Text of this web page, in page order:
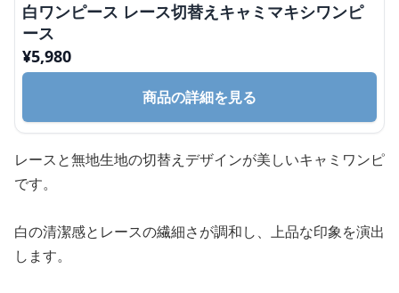
白ワンピース レース切替えキャミマキシワンピ
ース
¥5,980
商品の詳細を見る
レースと無地生地の切替えデザインが美しいキャミワンピ
です。
白の清潔感とレースの繊細さが調和し、上品な印象を演出
します。